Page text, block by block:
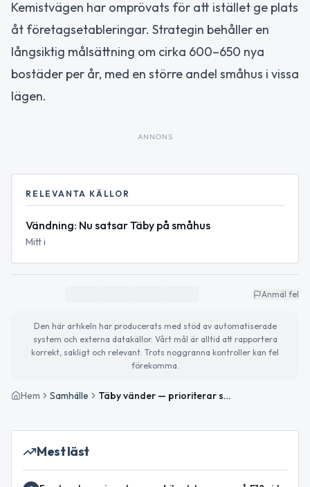
Kemistvägen har omprövats för att istället ge plats
åt företagsetableringar. Strategin behåller en
långsiktig målsättning om cirka 600–650 nya
bostäder per år, med en större andel småhus i vissa
lägen.
ANNONS
RELEVANTA KÄLLOR
Vändning: Nu satsar Täby på småhus
Mitt i
Anmäl fel
Den här artikeln har producerats med stöd av automatiserade
system och externa datakällor. Vårt mål är alltid att rapportera
korrekt, sakligt och relevant. Trots noggranna kontroller kan fel
förekomma.
Hem Samhälle Täby vänder — prioriterar småhus framför flerbostadshus
Mest läst